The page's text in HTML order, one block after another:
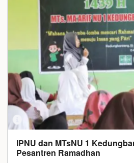
IPNU dan MTsNU 1
Pesantren Ramadhan